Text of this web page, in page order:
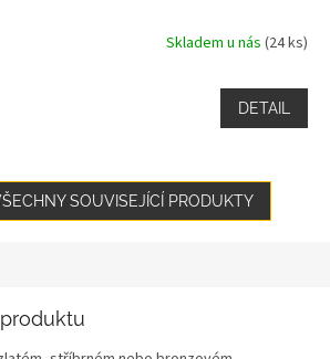
Skladem u nás (24 ks)
DETAIL
SOUVISEJÍCÍ PRODUKTY